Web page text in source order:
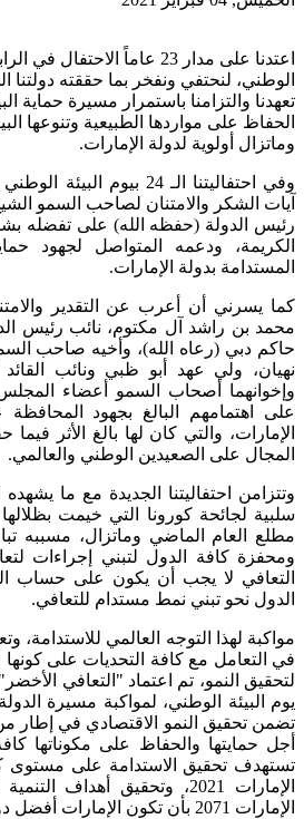
اعتدنا على مدار 23 عاماً
الوطني، لنحتفي ونفخر بما حققته
تعهدنا والتزامنا باستمرار مسيرة حماية
الحفاظ على مواردها الطبيعية وتنوعها
وماتزال أولوية لدولة الإمارات.
وفي احتفاليتنا الـ 24
آيات الشكر والامتنان لصاحب السمو
رئيس الدولة (حفظه الله) على تفضله
الكريمة، ودعمه المتواصل لجهود
المستدامة بدولة الإمارات.
كما يسرني أن أعرب عن التقدير
محمد بن راشد آل مكتوم، نائب رئيس
حاكم دبي (رعاه الله)، وأخيه صاحب
نهيان، ولي عهد أبو ظبي ونائب القائد
وإخوانهما أصحاب السمو أعضاء
على اهتمامهم البالغ بجهود المحافظة
الإمارات، والتي كان لها بالغ الأثر
المجال على الصعيدين الوطني والعالمي.
وتتزامن احتفاليتنا الجديدة مع ما
سلبية لجائحة كورونا التي خيمت
مطلع العام الماضي وماتزال، مسببه
ومحفزة كافة الدول لتبني إجراءات
التعافي لا يجب أن يكون على حساب
الدول نحو تبني نمط مستدام للتعافي.
مواكبة لهذا التوجه العالمي للاستدامة،
في التعامل مع كافة التحديات على
لتحقيق النمو، تم اعتماد "التعافي
يوم البيئة الوطني، لمواكبة مسيرة
تضمن تحقيق النمو الاقتصادي في إطار
أجل حمايتها والحفاظ على مكوناتها
تستهدف تحقيق الاستدامة على مستوى
الإمارات 2021، وتحقيق أهداف
الإمارات 2071 بأن تكون الإمارات أفضل دولة في العالم.